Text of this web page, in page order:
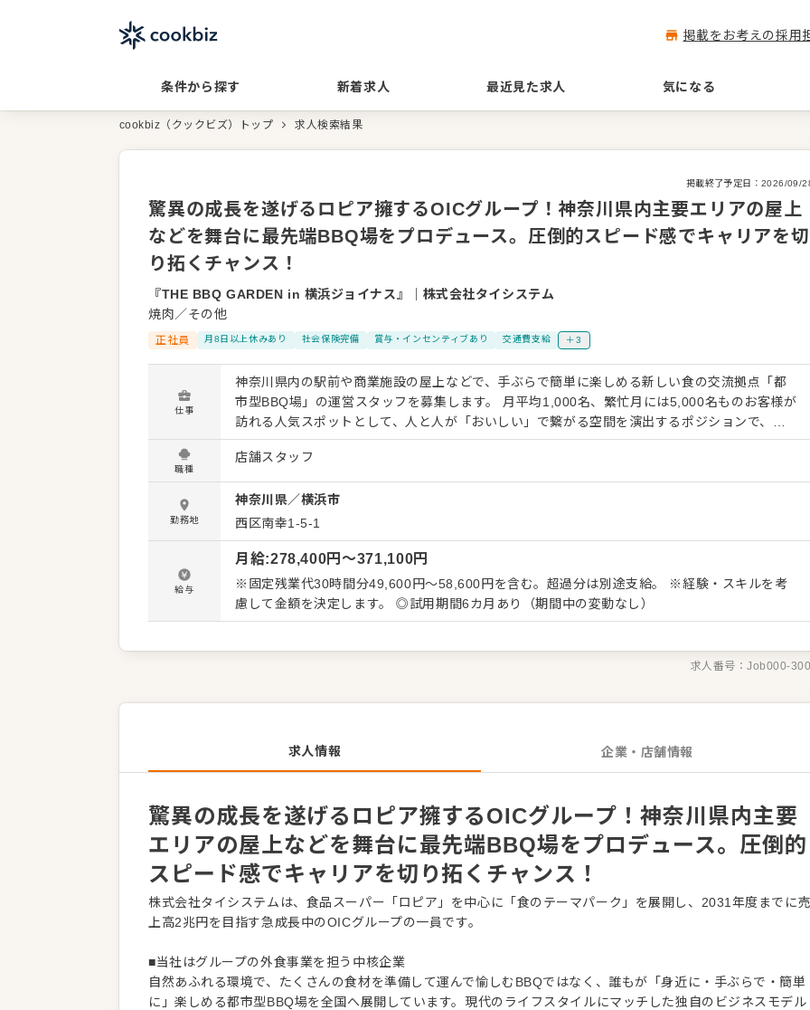
掲載をお考えの採用
条件から探す 新着求人 最近見た求人 気になる
cookbiz（クックビズ）トップ 求人検索結果
掲載終了予定日： 2026/09/
驚異の成長を遂げるロピア擁するOICグループ！神奈川県内主要エリアの屋上
などを舞台に最先端BBQ場をプロデュース。圧倒的スピード感でキャリアを切
り拓くチャンス！
『THE BBQ GARDEN in 横浜ジョイナス』
株式会社タイシステム
焼肉／その他
正社員 月8日以上休みあり 社会保険完備 賞与・インセンティブあり 交通費支給 ＋3
仕事
神奈川県内の駅前や商業施設の屋上などで、手ぶらで簡単に楽しめる新しい食の交流拠点「都
市型BBQ場」の運営スタッフを募集します。 月平均1,000名、繁忙月には5,000名ものお客様が
訪れる人気スポットとして、人と人が「おいしい」で繋がる空間を演出するポジションで、楽
しさをプロデュースしていくお仕事です。 ■接客に集中できる環境からスタート 入社後は、お
客様対応からお任せします。お席へのご案内や受付、料理・ドリンクの提供、お会計などがメ
インです。BBQという業態の特性上、手の込んだ調理工程はほとんどありません。調理未経験
の方でも安心してスタートでき、お客様の笑顔や思い出作りにダイレクトに貢献できるやりが
いがあります。 ■段階的に学ぶ店舗経営と、豊富なポストによる早期昇格 業務に慣れてきた
ら、アルバイトスタッフのシフト管理や育成、売上・予約管理、食材や備品の発注、コスト管
理といった店舗経営全般のスキルを習得していきます。各店舗には1～3名の社員と、20～80名
のアルバイトスタッフが在籍。大人数の組織を動かすダイナミックなマネジメント能力が磨か
れます。 積極的な新規出店を行っているため、ポストは次々に誕生しています。年功序列は一
切なく、実力次第で入社半年以内に店長、2～3年でエリアマネージャーへ昇格した実績も多数
職種
店舗スタッフ
勤務地
神奈川県／横浜市
西区南幸1-5-1
給与
月給:278,400円〜371,100円
※固定残業代30時間分49,600円～58,600円を含む。超過分は別途支給。 ※経験・スキルを考
慮して金額を決定します。 ◎試用期間6カ月あり（期間中の変動なし）
求人番号：Job000-
求人情報 企業・店舗情報
驚異の成長を遂げるロピア擁するOICグループ！神奈川県内主要
エリアの屋上などを舞台に最先端BBQ場をプロデュース。圧倒的
スピード感でキャリアを切り拓くチャンス！
株式会社タイシステムは、食品スーパー「ロピア」を中心に「食のテーマパーク」を展開し、2031年度までに
上高2兆円を目指す急成長中のOICグループの一員です。
■当社はグループの外食事業を担う中核企業
自然あふれる環境で、たくさんの食材を準備して運んで愉しむBBQではなく、誰もが「身近に・手ぶらで・簡単
に」楽しめる都市型BBQ場を全国へ展開しています。現代のライフスタイルにマッチした独自のビジネスモデル